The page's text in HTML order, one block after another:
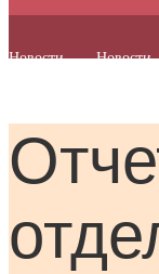
Новости Новости